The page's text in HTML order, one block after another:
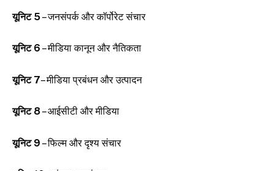
यूनिट 5– जनसंपर्क और कॉर्पोरेट संचार
यूनिट 6 – मीडिया कानून और नैतिकता
यूनिट 7– मीडिया प्रबंधन और उत्पादन
यूनिट 8– आईसीटी और मीडिया
यूनिट 9 – फिल्म और दृश्य संचार